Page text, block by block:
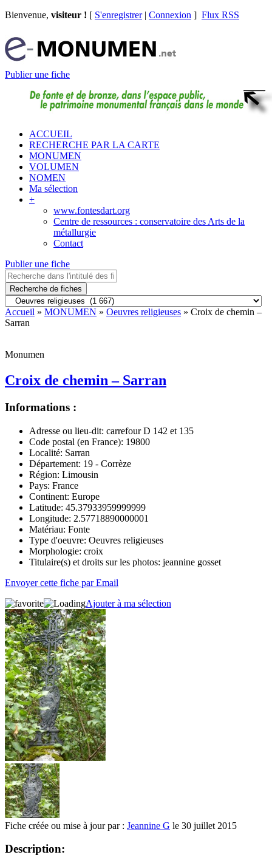
Bienvenue, visiteur ! [ S'enregistrer| Connexion ] Flux RSS
Publier une fiche
ACCUEIL
RECHERCHE PAR LA CARTE
MONUMEN
VOLUMEN
NOMEN
Ma sélection
+
www.fontesdart.org
Centre de ressources : conservatoire des Arts de la
métallurgie
Contact
Publier une fiche
Recherche de fiches
Accueil » MONUMEN » Oeuvres religieuses » Croix de chemin –
Sarran
Monumen
Croix de chemin – Sarran
Informations :
Adresse ou lieu-dit: carrefour D 142 et 135
Code postal (en France): 19800
Localité: Sarran
Département: 19 - Corrèze
Région: Limousin
Pays: France
Continent: Europe
Latitude: 45.37933959999999
Longitude: 2.57718890000001
Matériau: Fonte
Type d'oeuvre: Oeuvres religieuses
Morphologie: croix
Titulaire(s) et droits sur les photos: jeannine gosset
Envoyer cette fiche par Email
Ajouter à ma sélection
Fiche créée ou mise à jour par : Jeannine G le 30 juillet 2015
Description: